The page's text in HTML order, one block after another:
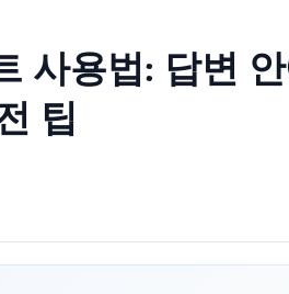
사용법: 답변
팁